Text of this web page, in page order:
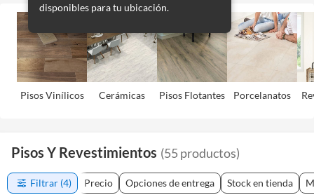
disponibles para tu ubicación.
Pisos Viní­licos Cerámicas Pisos Flotantes Porcelanatos
Pisos Y Revestimientos (55productos)
Filtrar (4) Precio Opciones de entrega Stock en tienda